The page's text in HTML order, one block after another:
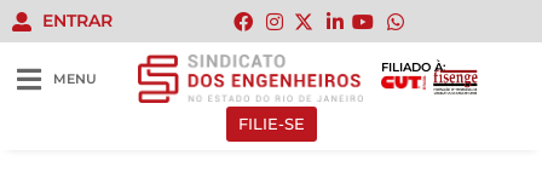
ENTRAR
MENU
FILIADO À:
FILIE-SE